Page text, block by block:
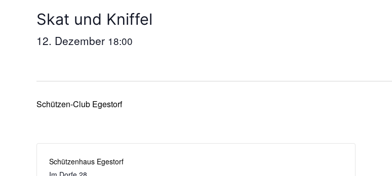
Skat und Kniffel
12. Dezember 18:00
Schützen-Club Egestorf
Schützenhaus Egestorf